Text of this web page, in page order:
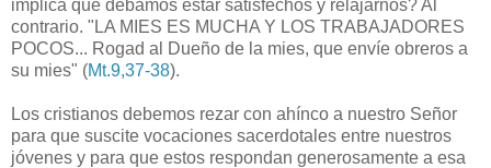
implica que debamos estar satisfechos y relajarnos? Al
contrario. "LA MIES ES MUCHA Y LOS TRABAJADORES
POCOS... Rogad al Dueño de la mies, que envíe obreros a
su mies" (Mt.9,37-38).
Los cristianos debemos rezar con ahínco a nuestro Señor
para que suscite vocaciones sacerdotales entre nuestros
jóvenes y para que estos respondan generosamente a esa